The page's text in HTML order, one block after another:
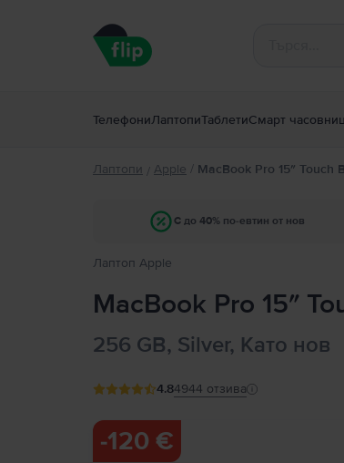
ТелефониЛаптопиТаблетиСмарт
Лаптопи / Apple / MacBook Pro 15″ Touch
С до 40% по-евтин от нов
Лаптоп Apple
MacBook Pro 15″
256 GB, Silver, Като нов
4.84944 отзива
-120 €